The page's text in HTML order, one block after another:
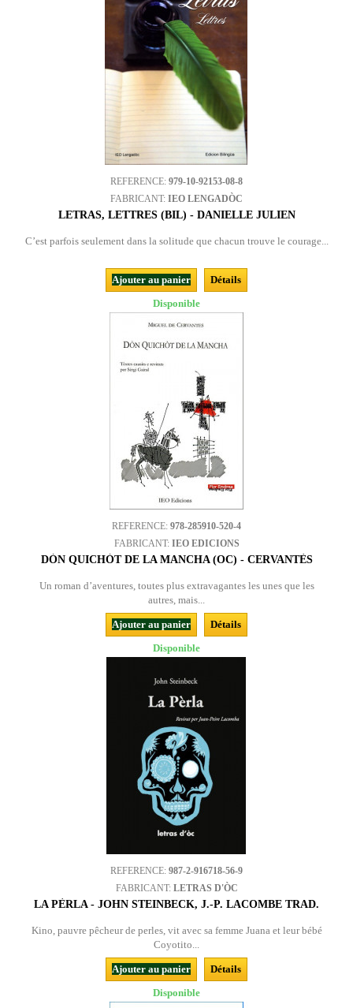
REFERENCE: 979-10-92153-08-8
FABRICANT: IEO LENGADÒC
LETRAS, LETTRES (BIL) - DANIELLE JULIEN
C’est parfois seulement dans la solitude que chacun trouve le courage...
Ajouter au panier
Détails
Disponible
REFERENCE: 978-285910-520-4
FABRICANT: IEO EDICIONS
DÒN QUICHÒT DE LA MANCHA (OC) - CERVANTÈS
Un roman d’aventures, toutes plus extravagantes les unes que les
autres, mais...
Ajouter au panier
Détails
Disponible
REFERENCE: 987-2-916718-56-9
FABRICANT: LETRAS D'ÒC
LA PÈRLA - JOHN STEINBECK, J.-P. LACOMBE TRAD.
Kino, pauvre pêcheur de perles, vit avec sa femme Juana et leur bébé
Coyotito...
Ajouter au panier
Détails
Disponible